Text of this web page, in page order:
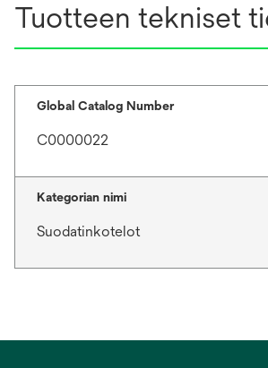
Tuotteen tekniset
Global Catalog Number
C0000022
Kategorian nimi
Suodatinkotelot